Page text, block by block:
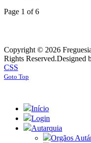
Page 1 of 6
Copyright © 2026
Rights Reserved.Designed
CSS
Goto Top
Início
Login
Autarquia
Orgãos